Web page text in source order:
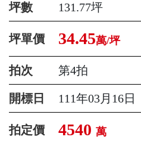
坪數 131.77坪
坪單價 34.45萬/坪
拍次 第4拍
開標日 111年03月16日
拍定價 4540 萬